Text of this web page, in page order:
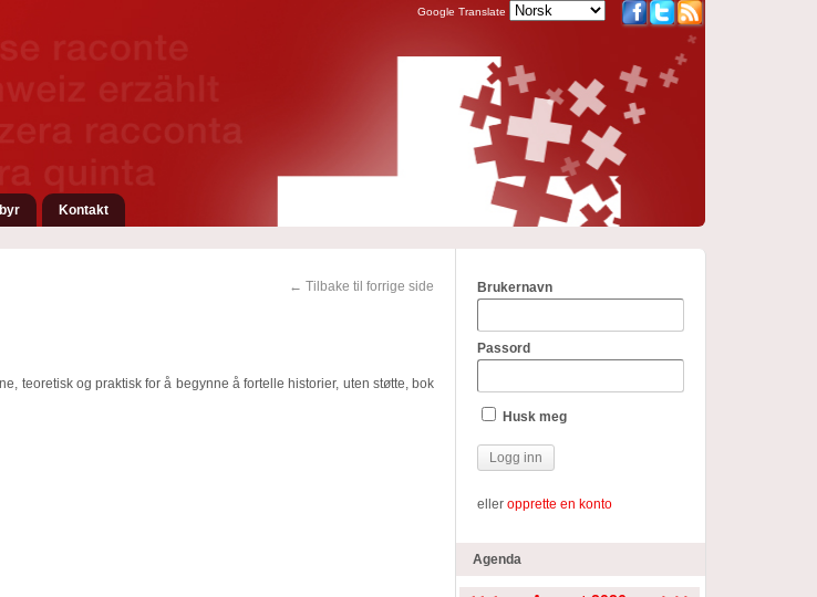
Google Translate
Kontakt
← Tilbake til forrige side
teoretisk og praktisk for å begynne å fortelle historier, uten støtte, bok
Brukernavn
Passord
Husk meg
elleropprette en konto
Agenda